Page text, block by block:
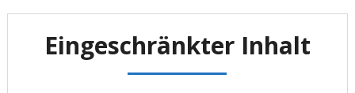
Eingeschränkter Inhalt